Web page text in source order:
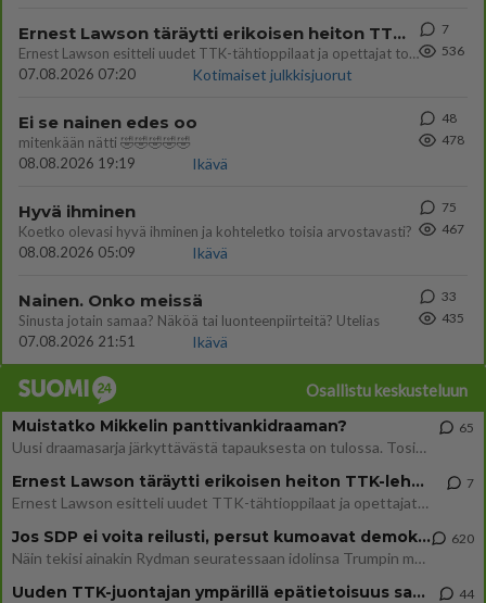
Ernest Lawson täräytti erikoisen heiton TTK-lehdistötilaisuudessa: " Onko tässä tarkoituksena...?"
Ernest Lawson esitteli uudet TTK-tähtioppilaat ja opettajat torstaina 6.8. lehdistölle. Tulevalla kaudella on yksi hausk
07.08.2026 07:20
Kotimaiset julkkisjuorut
7
536
Ei se nainen edes oo
mitenkään nätti 🤣🤣🤣🤣🤣
08.08.2026 19:19
Ikävä
48
478
Hyvä ihminen
Koetko olevasi hyvä ihminen ja kohteletko toisia arvostavasti?
08.08.2026 05:09
Ikävä
75
467
Nainen. Onko meissä
Sinusta jotain samaa? Näköä tai luonteenpiirteitä? Utelias
07.08.2026 21:51
Ikävä
33
435
Osallistu keskusteluun
Muistatko Mikkelin panttivankidraaman?
Uusi draamasarja järkyttävästä tapauksesta on tulossa. Tositapahtumiin perustuva sarja ammentaa vuoden 1986 Mikkelin pan
65
Ernest Lawson täräytti erikoisen heiton TTK-lehdistötilaisuudessa: " Onko tässä tarkoituksena...?"
Ernest Lawson esitteli uudet TTK-tähtioppilaat ja opettajat torstaina 6.8. lehdistölle. Tulevalla kaudella on yksi hausk
7
Jos SDP ei voita reilusti, persut kumoavat demokratian Suomesta
Näin tekisi ainakin Rydman seuratessaan idolinsa Trumpin mallia https://www.is.fi/politiikka/art-2000012187244.html
620
Uuden TTK-juontajan ympärillä epätietoisuus sakenee - Nyt MTV hämmentää soppaa 44